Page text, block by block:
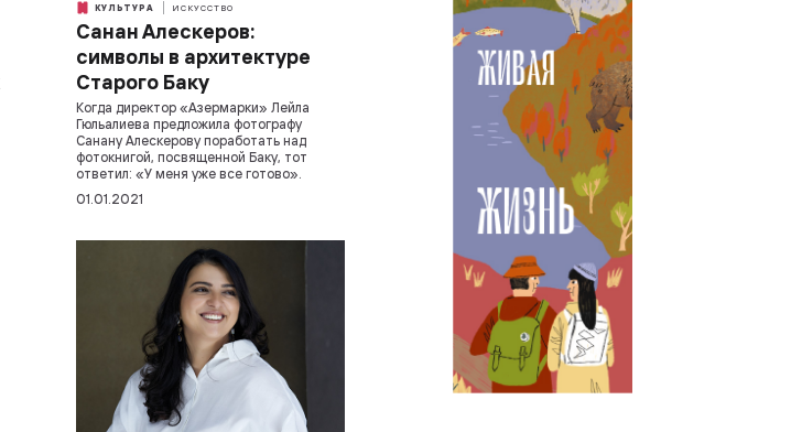
КУЛЬТУРА ИСКУССТВО
Санан Алескеров:
символы в архитектуре
Старого Баку
Когда директор «Азермарки» Лейла
Гюльалиева предложила фотографу
Санану Алескерову поработать над
фотокнигой, посвященной Баку, тот
ответил: «У меня уже все готово».
01.01.2021